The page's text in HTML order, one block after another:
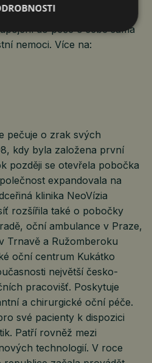
pohodlí pro pacienta
do péče o sebe sama
nemoci. Více na:
pečuje o zrak svých
kdy byla založena první
později se otevřela pobočka
expandovala na
klinika NeoVízia
rozšířila také o pobočky
oční ambulance v Praze,
Trnavě a Ružomberoku
oční centrum Kukátko
největší česko-
pracovišť. Poskytuje
a chirurgické oční péče.
své pacienty k dispozici
Patří rovněž mezi
technologií. V roce